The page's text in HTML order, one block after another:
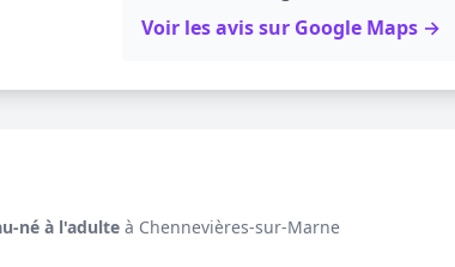
Voir les avis sur Google Maps →
né à l'adulte à Chennevières-sur-Marne